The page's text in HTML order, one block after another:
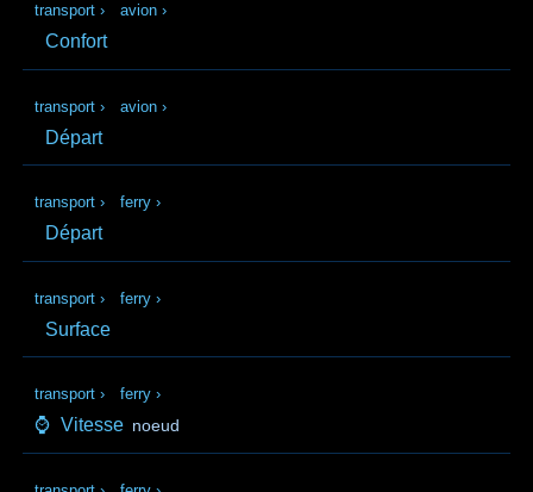
transport › avion ›
Confort
transport › avion ›
Départ
transport › ferry ›
Départ
transport › ferry ›
Surface
transport › ferry ›
⌚ Vitesse noeud